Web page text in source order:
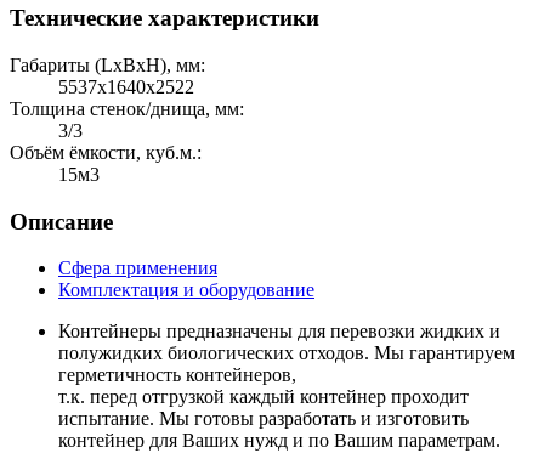
Технические характеристики
Габариты (LхBхH), мм:
5537х1640х2522
Толщина стенок/днища, мм:
3/3
Объём ёмкости, куб.м.:
15м3
Описание
Сфера применения
Комплектация и оборудование
Контейнеры предназначены для перевозки жидких и
полужидких биологических отходов. Мы гарантируем
герметичность контейнеров,
т.к. перед отгрузкой каждый контейнер проходит
испытание. Мы готовы разработать и изготовить
контейнер для Ваших нужд и по Вашим параметрам.